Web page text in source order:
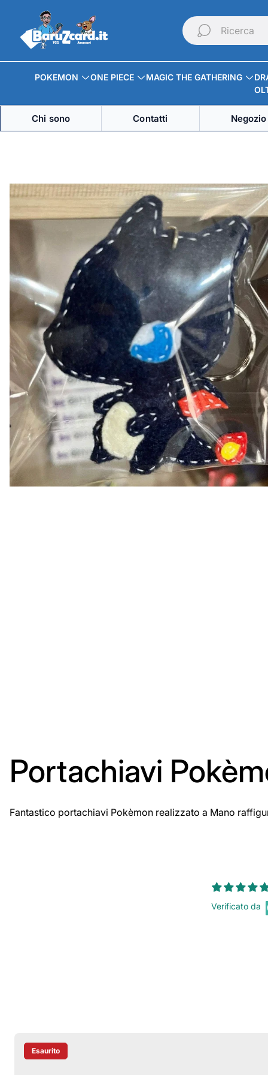
Logo
negozio"
Ricerca
POKEMON ONE PIECE MAGIC THE GATHERING
Chi sono Contatti
Portachiavi
Fantastico portachiavi Pokèmon realizzato a Mano
Verificato da
Etichetta Del Prodotto:
Esaurito